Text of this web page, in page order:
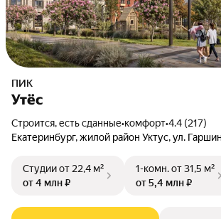
ПИК
Утёс
Строится, есть сданные•комфорт•4.4 (217)
Екатеринбург, жилой район Уктус, ул.
Студииот 22,4 м²
от 4 млн ₽
1-комн.от 31,5 м²
от 5,4 млн ₽